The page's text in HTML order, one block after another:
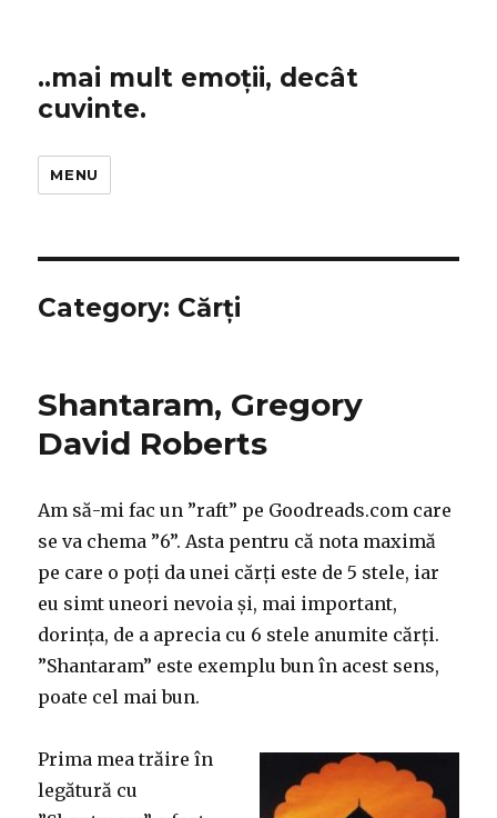
..mai mult emoții, decât
cuvinte.
MENU
Category: Cărți
Shantaram, Gregory
David Roberts
Am să-mi fac un ”raft” pe Goodreads.com care
se va chema ”6”. Asta pentru că nota maximă
pe care o poți da unei cărți este de 5 stele, iar
eu simt uneori nevoia și, mai important,
dorința, de a aprecia cu 6 stele anumite cărți.
”Shantaram” este exemplu bun în acest sens,
poate cel mai bun.
Prima mea trăire în
legătură cu